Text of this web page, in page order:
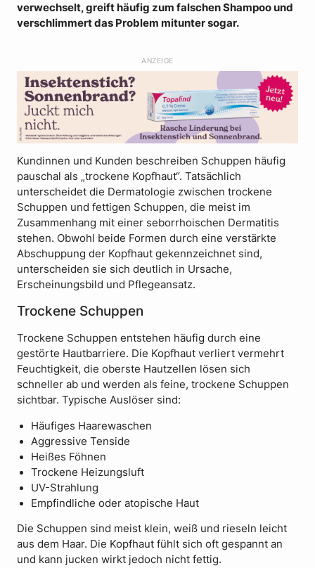
verwechselt, greift häufig zum falschen Shampoo und
verschlimmert das Problem mitunter sogar.
ANZEIGE
Kundinnen und Kunden beschreiben Schuppen häufig
pauschal als „trockene Kopfhaut“. Tatsächlich
unterscheidet die Dermatologie zwischen trockene
Schuppen und fettigen Schuppen, die meist im
Zusammenhang mit einer seborrhoischen Dermatitis
stehen. Obwohl beide Formen durch eine verstärkte
Abschuppung der Kopfhaut gekennzeichnet sind,
unterscheiden sie sich deutlich in Ursache,
Erscheinungsbild und Pflegeansatz.
Trockene Schuppen
Trockene Schuppen entstehen häufig durch eine
gestörte Hautbarriere. Die Kopfhaut verliert vermehrt
Feuchtigkeit, die oberste Hautzellen lösen sich
schneller ab und werden als feine, trockene Schuppen
sichtbar. Typische Auslöser sind:
Häufiges Haarewaschen
Aggressive Tenside
Heißes Föhnen
Trockene Heizungsluft
UV-Strahlung
Empfindliche oder atopische Haut
Die Schuppen sind meist klein, weiß und rieseln leicht
aus dem Haar. Die Kopfhaut fühlt sich oft gespannt an
und kann jucken wirkt jedoch nicht fettig.